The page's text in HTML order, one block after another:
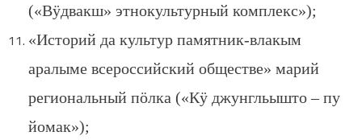
(«Вӱдвакш» этнокультурный комплекс»);
«Историй да культур памятник-влакым
аралыме всероссийский обществе» марий
региональный пӧлка («Кӱ джунгльышто – пу
йомак»);